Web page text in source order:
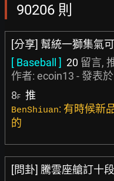
90206 則
[分享] 幫統一獅集氣
[ Baseball ] 20 留言,
作者: ecoin13 - 發表於
8F 推
BenShiuan: 有時候新
的
[問卦] 騰雲座艙訂十